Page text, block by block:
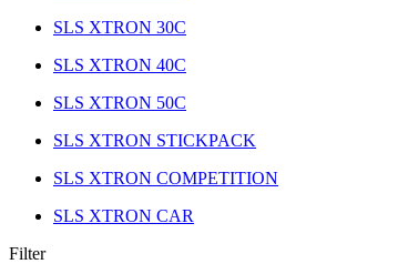
SLS XTRON 30C
SLS XTRON 40C
SLS XTRON 50C
SLS XTRON STICKPACK
SLS XTRON COMPETITION
SLS XTRON CAR
Filter